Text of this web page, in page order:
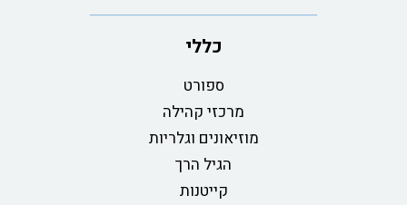
כללי
ספורט
מרכזי קהילה
מוזיאונים וגלריות
הגיל הרך
קייטנות